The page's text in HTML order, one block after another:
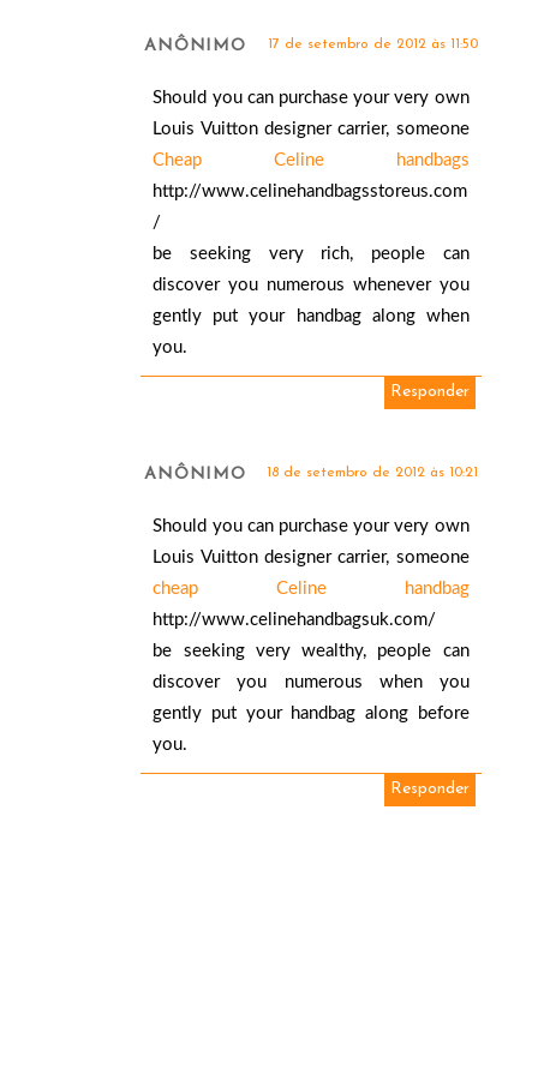
ANÔNIMO 17 de setembro de 2012 às 11:50
Should you can purchase your very own
Louis Vuitton designer carrier, someone
Cheap Celine handbags
http://www.celinehandbagsstoreus.com
/
be seeking very rich, people can
discover you numerous whenever you
gently put your handbag along when
you.
Responder
ANÔNIMO 18 de setembro de 2012 às 10:21
Should you can purchase your very own
Louis Vuitton designer carrier, someone
cheap Celine handbag
http://www.celinehandbagsuk.com/
be seeking very wealthy, people can
discover you numerous when you
gently put your handbag along before
you.
Responder